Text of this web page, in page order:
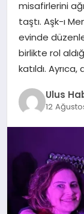
MAGAZIN
YAŞAM
misafirlerini
taştı. Aşk-ı
evinde
birlikte rol
katıldı.
Ulus
12